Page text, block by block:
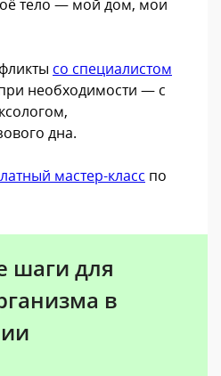
тело — мой дом, мои
со специалистом
необходимости — с
дна.
мастер-класс по
шаги для
в